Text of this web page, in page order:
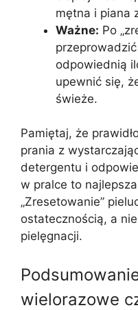
mętna i piana
Ważne: Po
odpowiednią
upewnić się,
świeże.
Pamiętaj, że
prania z
detergentu i
w pralce to
„Zresetowanie”
ostatecznością, a
pielęgnacji.
wielorazowe